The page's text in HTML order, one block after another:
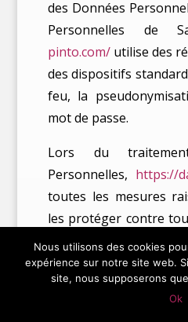
des Données
Personnelles de
pinto.com/utilise des
des dispositifs
feu, la
mot de passe.
Lors du
Personnelles, https://
toutes les mesures
les protéger contre
détournée, accès non
altération ou
Nous utilisons des cookies
expérience sur notre site web.
site, nous supposerons
Ok